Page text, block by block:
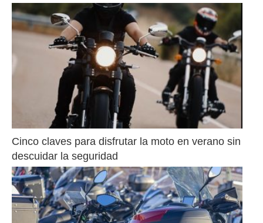
Cinco claves para disfrutar la moto en verano sin
descuidar la seguridad